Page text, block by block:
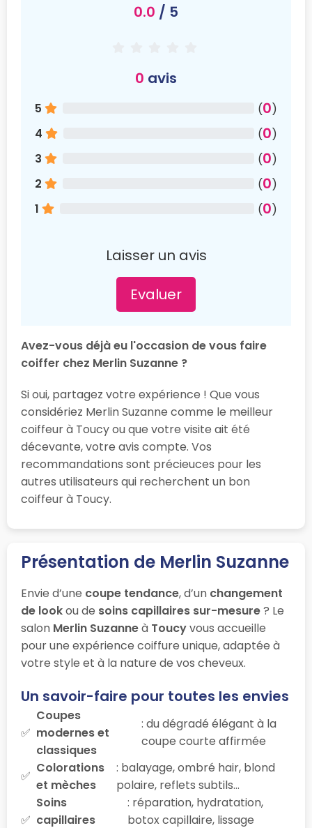
0.0 / 5
0 avis
5 (0)
4
(0)
3
(0)
2
(0)
1
(0)
Laisser un avis
Evaluer
Avez-vous déjà eu l'occasion de vous faire
coiffer chez Merlin Suzanne ?
Si oui, partagez votre expérience ! Que vous
considériez Merlin Suzanne comme le meilleur
coiffeur à Toucy ou que votre visite ait été
décevante, votre avis compte. Vos
recommandations sont précieuces pour les
autres utilisateurs qui recherchent un bon
coiffeur à Toucy.
Présentation de Merlin Suzanne
Envie d’une coupe tendance, d’un changement
de lookou de soins capillaires sur-mesure? Le
salon Merlin Suzanneà Toucyvous accueille
pour une expérience coiffure unique, adaptée à
votre style et à la nature de vos cheveux.
Un savoir-faire pour toutes les envies
Coupes
modernes et
classiques
: du dégradé élégant à la
coupe courte affirmée
Colorations
et mèches
: balayage, ombré hair, blond
polaire, reflets subtils…
Soins
capillaires
: réparation, hydratation,
botox capillaire, lissage